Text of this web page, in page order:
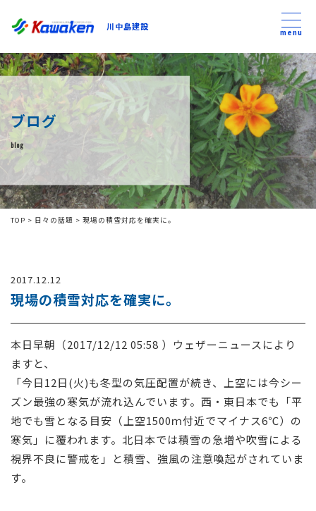
川中島建設
川中島建設
トップ
トピックス
事業内容
私たちについて
コンテンツ
採用情報
お問い合わせ
menu
ブログ
blog
TOP > 日々の話題 > 現場の積雪対応を確実に。
2017.12.12
現場の積雪対応を確実に。
本日早朝（2017/12/12 05:58 ）ウェザーニュースにより
ますと、
「今日12日(火)も冬型の気圧配置が続き、上空には今シー
ズン最強の寒気が流れ込んでいます。西・東日本でも「平
地でも雪となる目安（上空1500ｍ付近でマイナス6℃）の
寒気」に覆われます。北日本では積雪の急増や吹雪による
視界不良に警戒を」と積雪、強風の注意喚起がされていま
す。